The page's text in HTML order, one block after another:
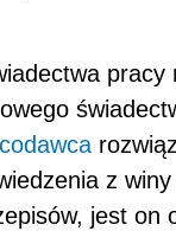
pracy
z
jest on